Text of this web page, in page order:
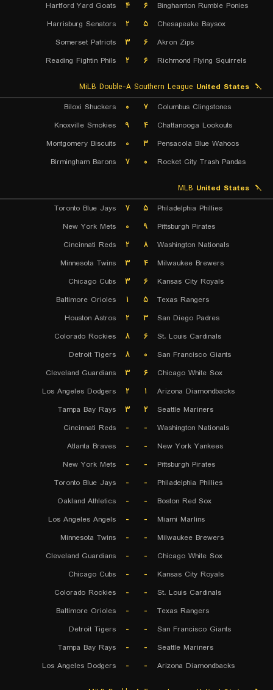
Binghamton Rumble Ponies
۶ ۴
Hartford Yard Goats
Chesapeake Baysox
۵ ۲
Harrisburg Senators
Akron Zips
۶ ۳
Somerset Patriots
Richmond Flying Squirrels
۶ ۲ Reading Fightin Phils
United States
Columbus Clingstones
۷ ۰
Biloxi Shuckers
Chattanooga Lookouts
۴ ۹
Knoxville Smokies
Pensacola Blue Wahoos
۳ ۰
Montgomery Biscuits
Rocket City Trash Pandas
۰ ۷ Birmingham Barons
United States
Philadelphia Phillies
۵ ۷
Toronto Blue Jays
Pittsburgh Pirates
۹ ۰
New York Mets
Washington Nationals
۸ ۲
Cincinnati Reds
Milwaukee Brewers
۴ ۳
Minnesota Twins
Kansas City Royals
۶ ۳
Chicago Cubs
Texas Rangers
۵ ۱
Baltimore Orioles
San Diego Padres
۳ ۲
Houston Astros
St. Louis Cardinals
۶ ۸
Colorado Rockies
San Francisco Giants
۰ ۸
Detroit Tigers
Chicago White Sox
۶ ۳
Cleveland Guardians
Arizona Diamondbacks
۱ ۲
Los Angeles Dodgers
Seattle Mariners
۲ ۳
Tampa Bay Rays
Washington Nationals
-
-
Cincinnati Reds
New York Yankees
-
-
Atlanta Braves
Pittsburgh Pirates
-
-
New York Mets
Philadelphia Phillies
-
-
Toronto Blue Jays
Boston Red Sox
-
-
Oakland Athletics
Miami Marlins
-
-
Los Angeles Angels
Milwaukee Brewers
-
-
Minnesota Twins
Chicago White Sox
-
-
Cleveland Guardians
Kansas City Royals
-
-
Chicago Cubs
St. Louis Cardinals
-
-
Colorado Rockies
Texas Rangers
-
-
Baltimore Orioles
San Francisco Giants
-
-
Detroit Tigers
Seattle Mariners
-
-
Tampa Bay Rays
Arizona Diamondbacks
-
-
Los Angeles Dodgers